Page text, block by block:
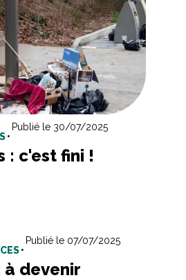
•
Publié le 30/07/2025
: c'est fini !
•
Publié le 07/07/2025
à devenir